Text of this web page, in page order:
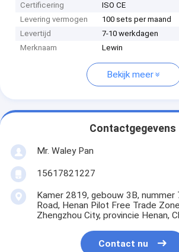
Certificering
ISO CE
Levering vermogen
100 sets per maand
Levertijd
7-10 werkdagen
Merknaam
Lewin
Bekijk meer
Contactgegevens
Mr. Waley Pan
15617821227
Kamer 2819, gebouw 3B, nummer
Road, Henan Pilot Free Trade
Zhengzhou City, provincie Henan,
Contact nu